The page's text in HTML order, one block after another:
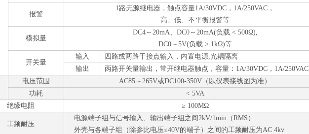
报警
1路无源继电器，触点容量1A/30VDC，1A/250VAC，
高、低、不平衡报警等
模拟量
DC4～20mA、DC0～20mA(负载 < 500Ω),
DC0～5V(负载 > 1kΩ)等
开关量
输入 四路或两路干接点输入，内置电源,光耦隔离
输出
两路开关量输出，常开继电器触点，容量： 1A/30VDC，1A/250VAC
电压范围 AC85～265V或DC100-350V （以仪表接线图为准）
功耗
< 5VA
绝缘电阻
≥ 100MΩ
工频耐压
电源端子组与信号输入、输出端子组之间2kV/1min（RMS）
外壳与各端子组（除参比电压≤40V的端子）之间的工频耐压为AC 4kv